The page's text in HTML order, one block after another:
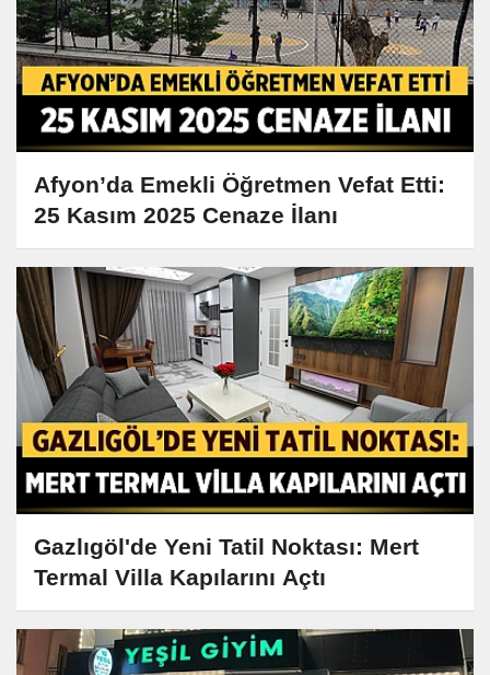
Afyon’da Emekli Öğretmen Vefat Etti:
25 Kasım 2025 Cenaze İlanı
Gazlıgöl'de Yeni Tatil Noktası: Mert
Termal Villa Kapılarını Açtı